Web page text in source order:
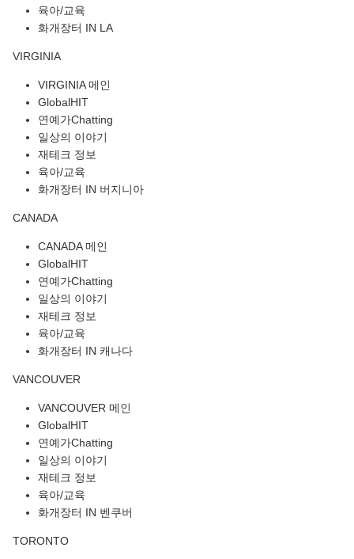
육아/교육
화개장터 IN LA
VIRGINIA
VIRGINIA 메인
GlobalHIT
연예가Chatting
일상의 이야기
재테크 정보
육아/교육
화개장터 IN 버지니아
CANADA
CANADA 메인
GlobalHIT
연예가Chatting
일상의 이야기
재테크 정보
육아/교육
화개장터 IN 캐나다
VANCOUVER
VANCOUVER 메인
GlobalHIT
연예가Chatting
일상의 이야기
재테크 정보
육아/교육
화개장터 IN 벤쿠버
TORONTO